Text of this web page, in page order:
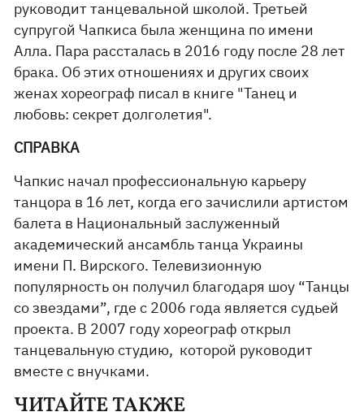
руководит танцевальной школой. Третьей
супругой Чапкиса была женщина по имени
Алла. Пара рассталась в 2016 году после 28 лет
брака. Об этих отношениях и других своих
женах хореограф писал в книге "Танец и
любовь: секрет долголетия".
СПРАВКА
Чапкис начал профессиональную карьеру
танцора в 16 лет, когда его зачислили артистом
балета в Национальный заслуженный
академический ансамбль танца Украины
имени П. Вирского. Телевизионную
популярность он получил благодаря шоу “Танцы
со звездами”, где с 2006 года является судьей
проекта. В 2007 году хореограф открыл
танцевальную студию, которой руководит
вместе с внучками.
ЧИТАЙТЕ ТАКЖЕ